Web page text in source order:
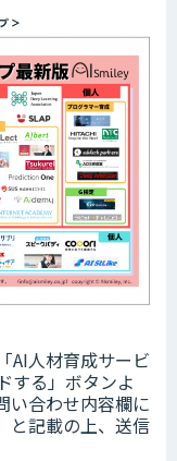
AI人材育成サービ
する」ボタンよ
い合わせ内容欄に
と記載の上、送信